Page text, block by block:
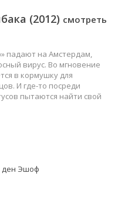
(2012) смотреть
падают на Амстердам,
вирус. Во мгновение
в кормушку для
И где-то посреди
пытаются найти свой
ден Эшоф